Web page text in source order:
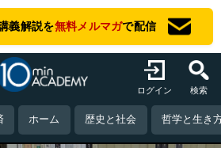
義解説を無料メルマガで配信
ログイン 検索
ホーム 歴史と社会 哲学と生き